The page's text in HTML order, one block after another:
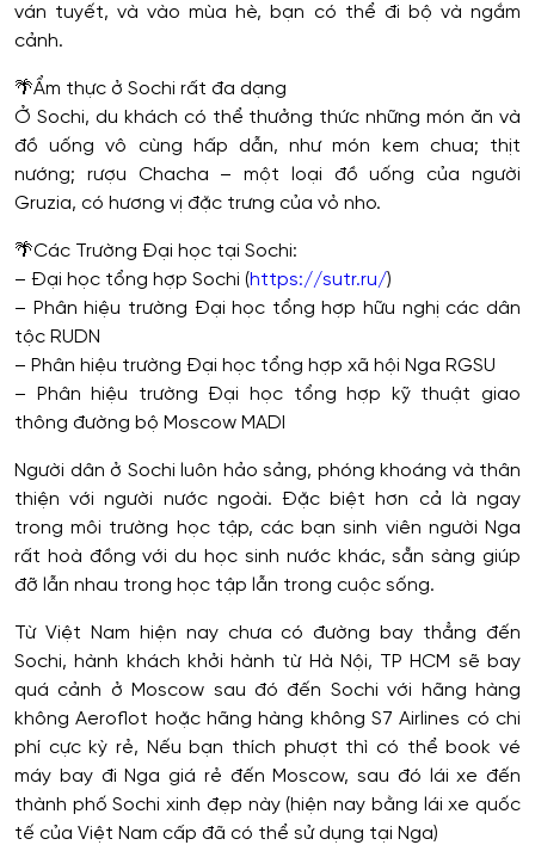
ván tuyết, và vào mùa hè, bạn có thể đi bộ và ngắm
cảnh.
🌴Ẩm thực ở Sochi rất đa dạng
Ở Sochi, du khách có thể thưởng thức những món ăn và
đồ uống vô cùng hấp dẫn, như món kem chua; thịt
nướng; rượu Chacha – một loại đồ uống của người
Gruzia, có hương vị đặc trưng của vỏ nho.
🌴Các Trường Đại học tại Sochi:
– Đại học tổng hợp Sochi (https://sutr.ru/)
– Phân hiệu trường Đại học tổng hợp hữu nghị các dân
tộc RUDN
– Phân hiệu trường Đại học tổng hợp xã hội Nga RGSU
– Phân hiệu trường Đại học tổng hợp kỹ thuật giao
thông đường bộ Moscow MADI
Người dân ở Sochi luôn hảo sảng, phóng khoáng và thân
thiện với người nước ngoài. Đặc biệt hơn cả là ngay
trong môi trường học tập, các bạn sinh viên người Nga
rất hoà đồng với du học sinh nước khác, sẵn sàng giúp
đỡ lẫn nhau trong học tập lẫn trong cuộc sống.
Từ Việt Nam hiện nay chưa có đường bay thẳng đến
Sochi, hành khách khởi hành từ Hà Nội, TP HCM sẽ bay
quá cảnh ở Moscow sau đó đến Sochi với hãng hàng
không Aeroflot hoặc hãng hàng không S7 Airlines có chi
phí cực kỳ rẻ, Nếu bạn thích phượt thì có thể book vé
máy bay đi Nga giá rẻ đến Moscow, sau đó lái xe đến
thành phố Sochi xinh đẹp này (hiện nay bằng lái xe quốc
tế của Việt Nam cấp đã có thể sử dụng tại Nga)